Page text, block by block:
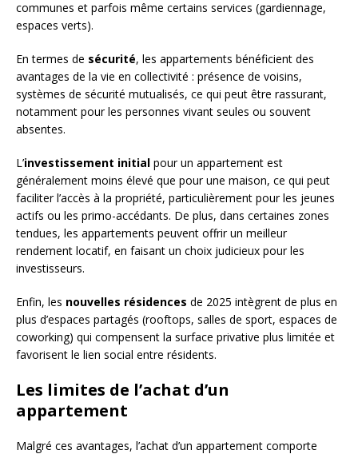
communes et parfois même certains services (gardiennage,
espaces verts).
En termes de sécurité, les appartements bénéficient des
avantages de la vie en collectivité : présence de voisins,
systèmes de sécurité mutualisés, ce qui peut être rassurant,
notamment pour les personnes vivant seules ou souvent
absentes.
L’investissement initial pour un appartement est
généralement moins élevé que pour une maison, ce qui peut
faciliter l’accès à la propriété, particulièrement pour les jeunes
actifs ou les primo-accédants. De plus, dans certaines zones
tendues, les appartements peuvent offrir un meilleur
rendement locatif, en faisant un choix judicieux pour les
investisseurs.
Enfin, les nouvelles résidences de 2025 intègrent de plus en
plus d’espaces partagés (rooftops, salles de sport, espaces de
coworking) qui compensent la surface privative plus limitée et
favorisent le lien social entre résidents.
Les limites de l’achat d’un
appartement
Malgré ces avantages, l’achat d’un appartement comporte